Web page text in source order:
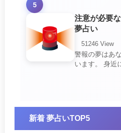
5
注意が必要
夢占い
51246 View
警報の夢はあ
います。 身近に危険が迫っている暗
て危機を回避
新着 夢占いTOP5